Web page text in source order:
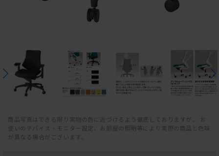
商品写真はできる限り実物の色に近づけるよう徹底しておりますが、 お
使いのデバイス・モニター設定、お部屋の照明等により実際の商品と色味
が異なる場合がございます。